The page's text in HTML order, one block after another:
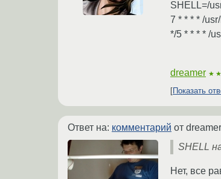
SHELL=/
7 * * * * /
*/5 * * * * /
dreamer
Показать
Ответ на: комментарий от dreamer
SHELL
Нет, все